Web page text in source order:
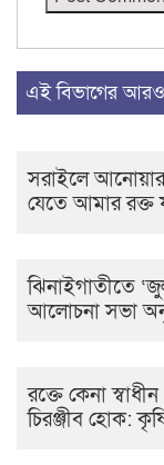
এই বিভাগের
সরাইলে আনোয়ার
যেতে আমার রক্ত
ঝিনাইগাতীতে
আলোচনা সভা
রক্তে কেনা
চিরঞ্জীব হোক: